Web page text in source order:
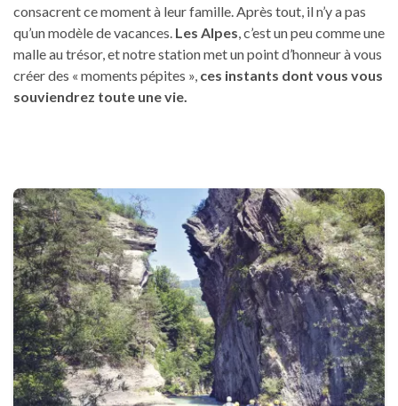
consacrent ce moment à leur famille. Après tout, il n’y a pas
qu’un modèle de vacances. Les Alpes, c’est un peu comme une
malle au trésor, et notre station met un point d’honneur à vous
créer des « moments pépites », ces instants dont vous vous
souviendrez toute une vie.